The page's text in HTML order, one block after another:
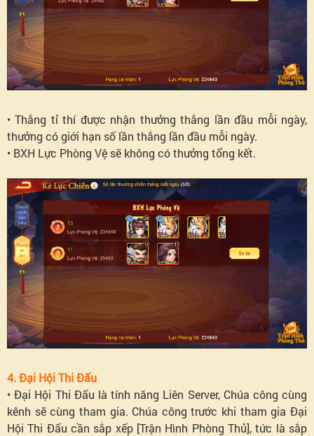
• Thắng tỉ thí được nhận thưởng thắng lần đầu mỗi ngày,
thưởng có giới hạn số lần thắng lần đầu mỗi ngày.
• BXH Lực Phòng Vệ sẽ không có thưởng tổng kết.
4. Đại Hội Thi Đấu
• Đại Hội Thi Đấu là tính năng Liên Server, Chúa công cùng
kênh sẽ cùng tham gia. Chúa công trước khi tham gia Đại
Hội Thi Đấu cần sắp xếp [Trận Hình Phòng Thủ], tức là sắp